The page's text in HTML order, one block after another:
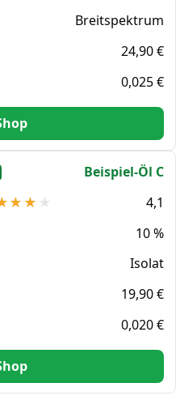
Breitspektrum
24,90 €
0,025 €
Beispiel-Öl C
4,1
10 %
Isolat
19,90 €
0,020 €